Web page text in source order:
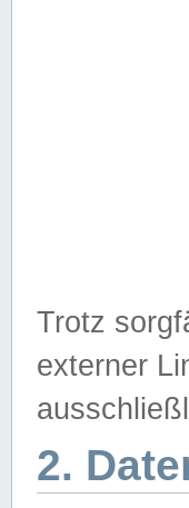
Trotz
externer
2.